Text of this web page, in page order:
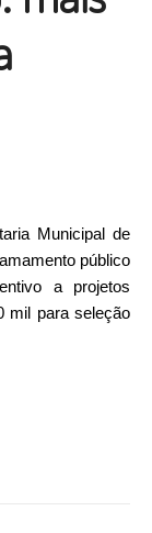
Municipal de
público
a projetos
mil para seleção
Paulo Gustavo: